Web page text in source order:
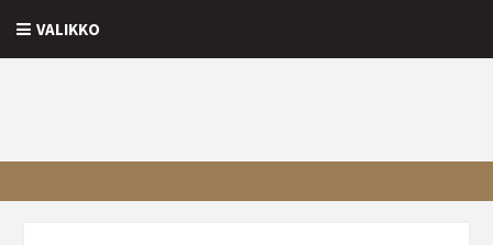
VALIKKO